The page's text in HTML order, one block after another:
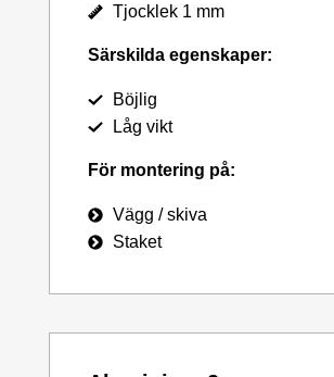
Tjocklek 1 mm
Särskilda egenskaper:
Böjlig
Låg vikt
För montering på:
Vägg / skiva
Staket